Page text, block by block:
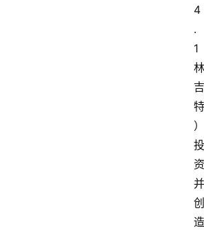
4
.
1
林
吉
特
）
投
资
并
创
造